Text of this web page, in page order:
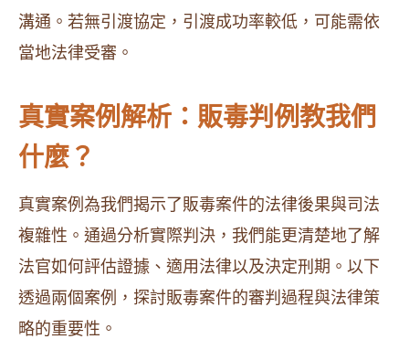
溝通。若無引渡協定，引渡成功率較低，可能需依
當地法律受審。
真實案例解析：販毒判例教我們
什麼？
真實案例為我們揭示了販毒案件的法律後果與司法
複雜性。通過分析實際判決，我們能更清楚地了解
法官如何評估證據、適用法律以及決定刑期。以下
透過兩個案例，探討販毒案件的審判過程與法律策
略的重要性。